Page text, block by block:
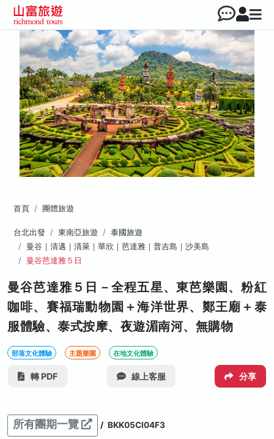
首頁 團體旅遊
台北出發 東南亞旅遊
泰國旅遊
曼谷｜清邁｜清萊｜華欣｜芭達雅｜普吉島｜沙美島
曼谷芭達雅５日
曼谷芭達雅５日－全程五星、東芭樂園、粉紅
咖啡、賽福瑞動物園＋海洋世界、鄭王廟＋泰
服體驗、泰式按摩、夜遊湄南河、無購物
部落文化體驗 主題樂園 在地文化體驗
轉 PDF 線上客服 分享
所有團期一覽 / BKK05CI04F3